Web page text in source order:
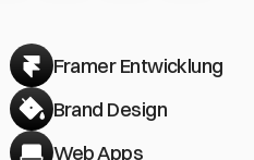
Framer Entwicklung
Brand Design
Web Apps